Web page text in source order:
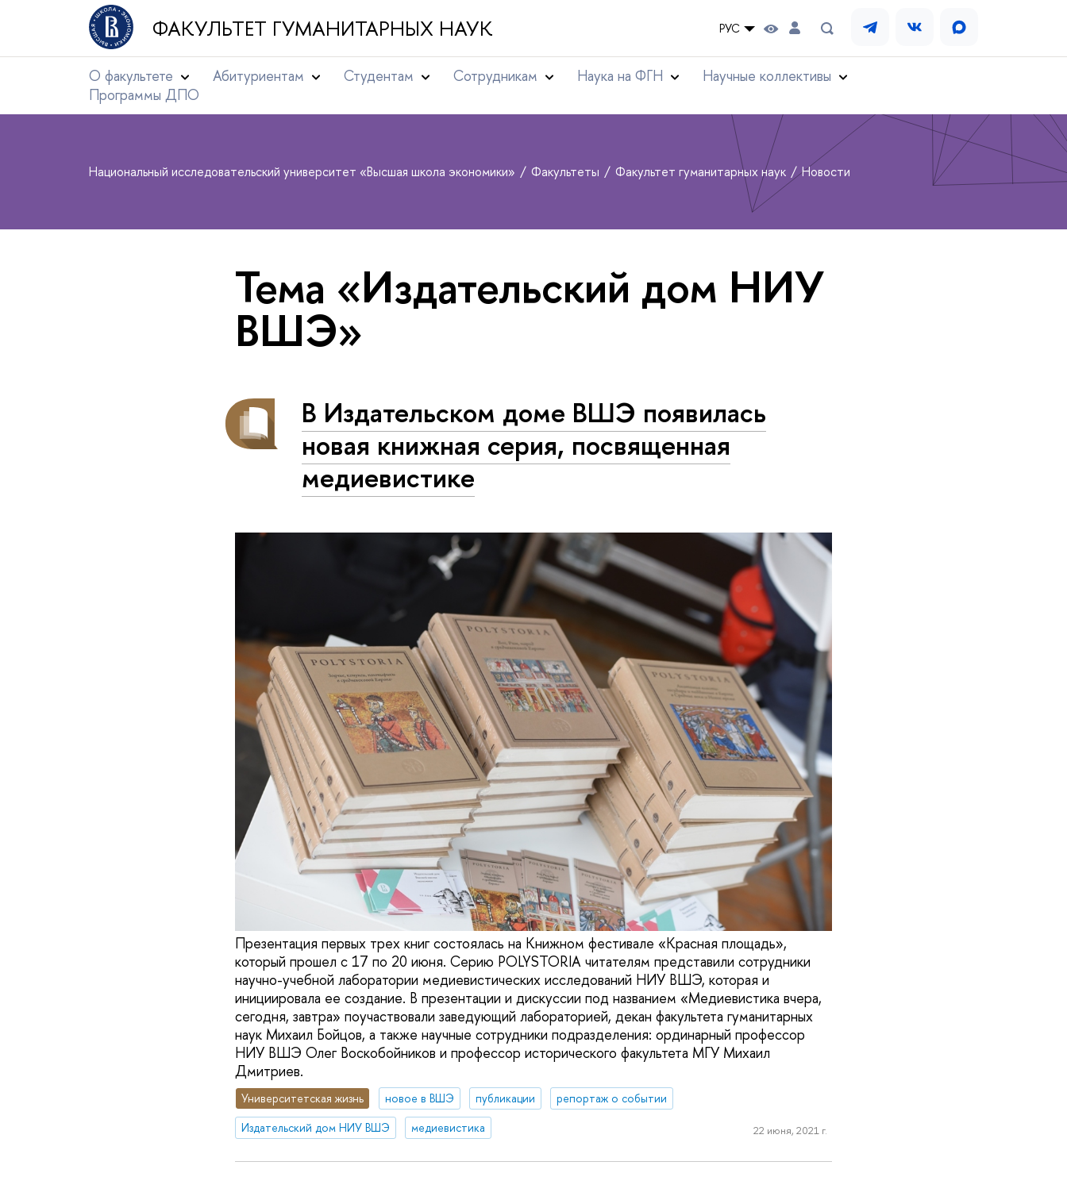
ФАКУЛЬТЕТ ГУМАНИТАРНЫХ НАУК РУС
О факультете Абитуриентам Студентам Сотрудникам Наука на ФГН
Научные коллективы
Программы ДПО
Национальный исследовательский университет «Высшая школа экономики» Факультеты Факультет гуманитарных наук Новости
Тема «Издательский дом НИУ
ВШЭ»
В Издательском доме ВШЭ появилась
новая книжная серия, посвященная
медиевистике
Презентация первых трех книг состоялась на Книжном фестивале «Красная площадь»,
который прошел с 17 по 20 июня. Серию POLYSTORIA читателям представили сотрудники
научно-учебной лаборатории медиевистических исследований НИУ ВШЭ, которая и
инициировала ее создание. В презентации и дискуссии под названием «Медиевистика вчера,
сегодня, завтра» поучаствовали заведующий лабораторией, декан факультета гуманитарных
наук Михаил Бойцов, а также научные сотрудники подразделения: ординарный профессор
НИУ ВШЭ Олег Воскобойников и профессор исторического факультета МГУ Михаил
Дмитриев.
Университетская жизнь новое в ВШЭ публикации
репортаж о событии
Издательский дом НИУ ВШЭ
медиевистика 22 июня, 2021 г.